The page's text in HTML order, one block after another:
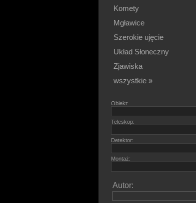
Komety
Mgławice
Szerokie ujęcie
Układ Słoneczny
Zjawiska
wszystkie »
Obiekt:
Teleskop:
Detektor:
Montaż:
Autor: